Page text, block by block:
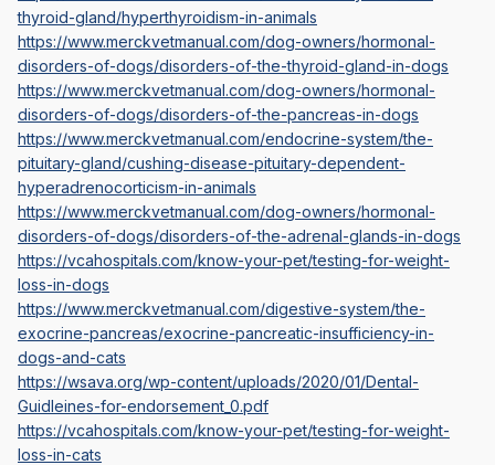
thyroid-gland/hyperthyroidism-in-animals
https://www.merckvetmanual.com/dog-owners/hormonal-
disorders-of-dogs/disorders-of-the-thyroid-gland-in-dogs
https://www.merckvetmanual.com/dog-owners/hormonal-
disorders-of-dogs/disorders-of-the-pancreas-in-dogs
https://www.merckvetmanual.com/endocrine-system/the-
pituitary-gland/cushing-disease-pituitary-dependent-
hyperadrenocorticism-in-animals
https://www.merckvetmanual.com/dog-owners/hormonal-
disorders-of-dogs/disorders-of-the-adrenal-glands-in-dogs
https://vcahospitals.com/know-your-pet/testing-for-weight-
loss-in-dogs
https://www.merckvetmanual.com/digestive-system/the-
exocrine-pancreas/exocrine-pancreatic-insufficiency-in-
dogs-and-cats
https://wsava.org/wp-content/uploads/2020/01/Dental-
Guidleines-for-endorsement_0.pdf
https://vcahospitals.com/know-your-pet/testing-for-weight-
loss-in-cats